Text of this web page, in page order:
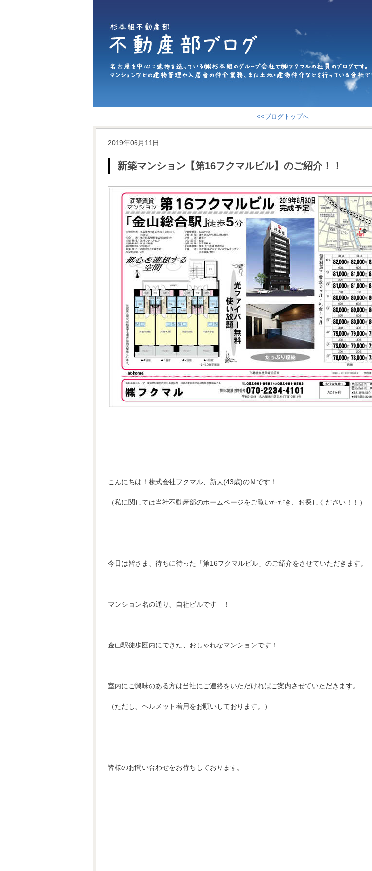
<<ブログトップへ
2019年06月11日
新築マンション【第16フクマルビル】のご紹介！！
こんにちは！株式会社フクマル、新人(43歳)のＭです！
（私に関しては当社不動産部のホームページをご覧いただき、お探しください！！）
今日は皆さま、待ちに待った「第16フクマルビル」のご紹介をさせていただきます。
マンション名の通り、自社ビルです！！
金山駅徒歩圏内にできた、おしゃれなマンションです！
室内にご興味のある方は当社にご連絡をいただければご案内させていただきます。
（ただし、ヘルメット着用をお願いしております。）
皆様のお問い合わせをお待ちしております。